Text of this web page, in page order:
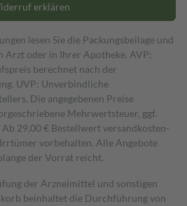
erklären
lesen Sie die Packungsbeilage und
Arzt oder in Ihrer Apotheke. AVP:
berechnet nach der
UVP: Unverbindliche
Die angegebenen Preise
Mehrwertsteuer, ggf.
Ab 29,00 € Bestell­wert versand­kosten­
vorbehalten. Alle Angebote
der Vorrat reicht.
der Arzneimittel und sonstigen
beinhaltet die Durchführung von